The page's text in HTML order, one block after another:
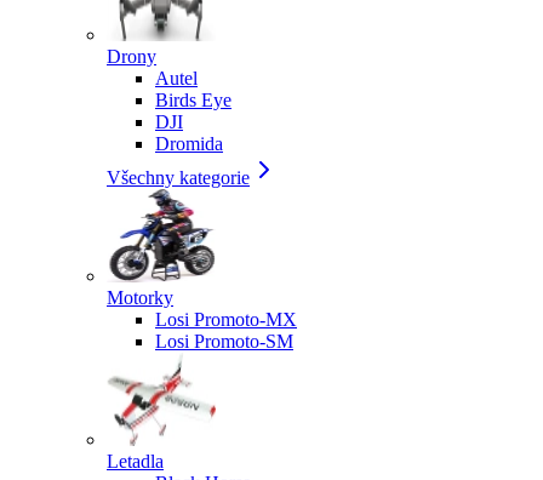
Drony
Autel
Birds Eye
DJI
Dromida
Všechny kategorie
Motorky
Losi Promoto-MX
Losi Promoto-SM
Letadla